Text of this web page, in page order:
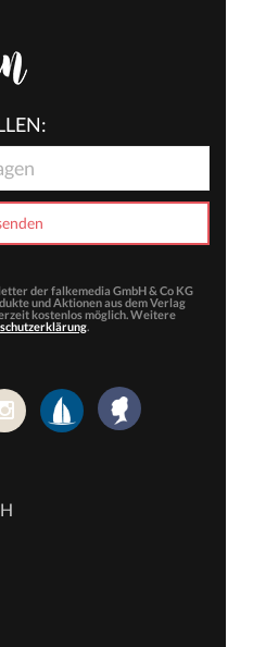
der falkemedia GmbH & Co KG
und Aktionen aus dem Verlag
kostenlos möglich. Weitere
.